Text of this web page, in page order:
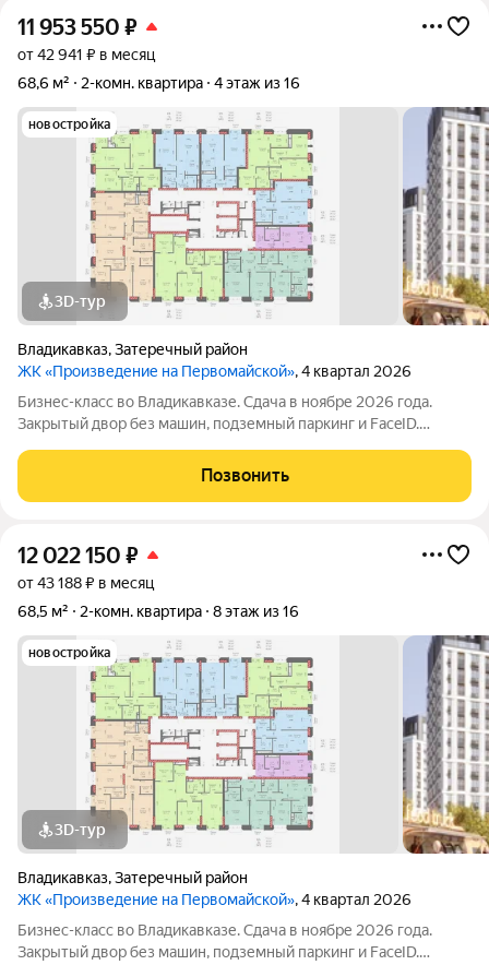
11 953 550 ₽
от 42 941 ₽ в месяц
68,6 м²
2-комн. квартира 4 этаж из 16
новостройка
3D-тур
Владикавказ,Затеречный район
ЖК «Произведение на Первомайской», 4 квартал 2026
Бизнес-класс во Владикавказе. Сдача в ноябре 2026 года.
Закрытый двор без машин, подземный паркинг и FaceID.
сервис 24/7. Надежный актив: фасад из стеклофибробетона и
свободная планировка. Устали
Позвонить
12 022 150 ₽
от 43 188 ₽ в месяц
68,5 м²
2-комн. квартира 8 этаж из 16
новостройка
3D-тур
Владикавказ,Затеречный район
ЖК «Произведение на Первомайской», 4 квартал 2026
Бизнес-класс во Владикавказе. Сдача в ноябре 2026 года.
Закрытый двор без машин, подземный паркинг и FaceID.